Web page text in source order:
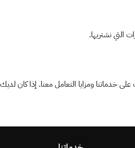
ومزايا التعامل معنا. إذا كان لديك